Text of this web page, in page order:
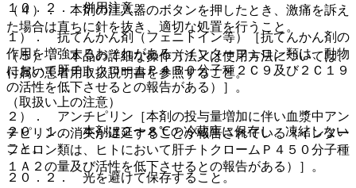
（４）． 本剤の注入器のボタンを押したとき、激痛を訴え
た場合は直ちに針を抜き、適切な処置を行うこと。
（５）． 本品の詳細な操作方法又は使用方法については、
付属の患者用取扱説明書を参照すること。
（取扱い上の注意）
２０．１． 本剤は２〜８℃の冷蔵庫に保存し、凍結しない
こと。
２０．２． 光を避けて保存すること。
１０．２． 併用注意：
１）． 抗てんかん剤（フェニトイン等）［抗てんかん剤の
作用を増強するおそれがある（インターフェロン類は、動物
において肝チトクロームＰ４５０分子種２Ｃ９及び２Ｃ１９
の活性を低下させるとの報告がある）］。
２）． アンチピリン［本剤の投与量増加に伴い血漿中アン
チピリンの消失が遅延することが報告されている（インター
フェロン類は、ヒトにおいて肝チトクロームＰ４５０分子種
１Ａ２の量及び活性を低下させるとの報告がある）］。